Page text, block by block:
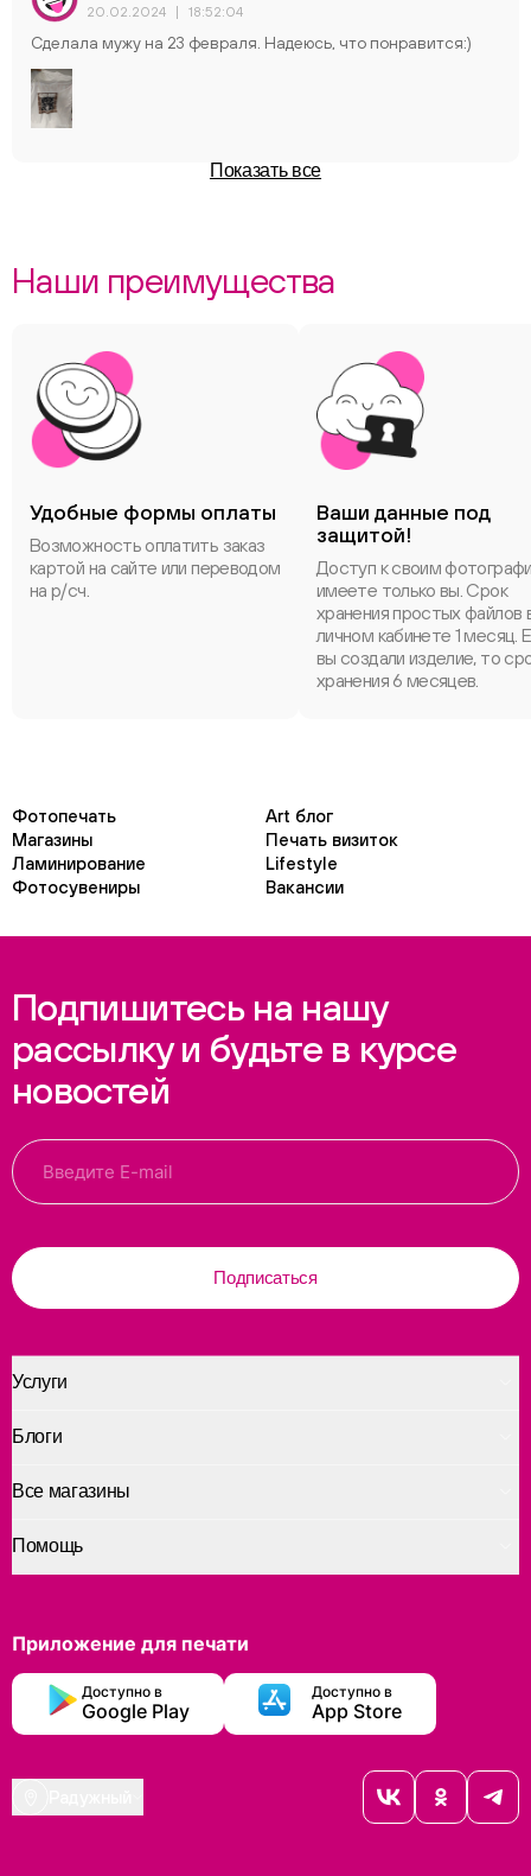
20.02.2024 | 18:52:04
Сделала мужу на 23 февраля. Надеюсь, что понравится:)
Показать все
Наши преимущества
Удобные формы оплаты
Возможность оплатить заказ
картой на сайте или переводом
на р/сч.
Ваши данные под
защитой!
Доступ к своим
имеете только вы. Срок
хранения простых файлов
личном кабинете 1 месяц.
вы создали изделие, то
хранения 6 месяцев.
Фотопечать
Art блог
Магазины
Печать визиток
Ламинирование
Lifestyle
Фотосувениры
Вакансии
Подпишитесь на нашу
рассылку и будьте в курсе
новостей
Подписаться
Услуги
Помощь
Блоги
Все магазины
Приложение для печати
Доступно в
Google Play
Доступно в
App Store